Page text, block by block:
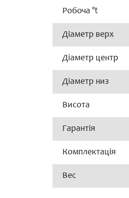
Робоча °t
Діаметр верх
Діаметр центр
Діаметр низ
Висота
Гарантія
Комплектація
Вес